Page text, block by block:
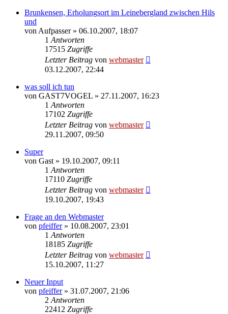
Brunkensen, Erholungsort im Leinebergland zwischen Hils
und
von Aufpasser» 06.10.2007, 18:07
1 Antworten
17515 Zugriffe
Letzter Beitrag von webmaster
03.12.2007, 22:44
was soll ich tun
von GAST7VOGEL » 27.11.2007, 16:23
1 Antworten
17102 Zugriffe
Letzter Beitrag von webmaster
29.11.2007, 09:50
Super
von Gast » 19.10.2007, 09:11
1 Antworten
17110 Zugriffe
Letzter Beitrag von webmaster
19.10.2007, 19:43
Frage an den Webmaster
von pfeiffer» 10.08.2007, 23:01
1 Antworten
18185 Zugriffe
Letzter Beitrag von webmaster
15.10.2007, 11:27
Neuer Input
von pfeiffer» 31.07.2007, 21:06
2 Antworten
22412 Zugriffe